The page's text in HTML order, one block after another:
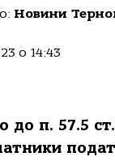
Новини
о 14:43
до п. 57.5